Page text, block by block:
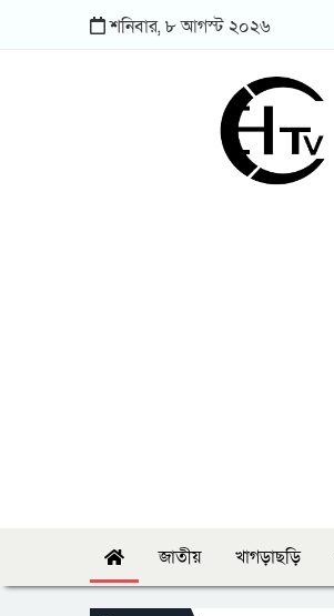
শনিবার,৮আগস্ট ২০২৬
জাতীয় খাগড়াছড়ি